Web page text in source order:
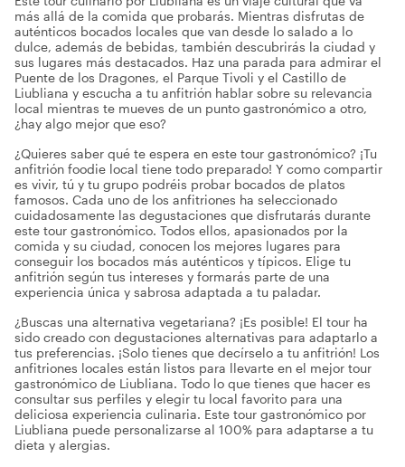
más allá de la comida que probarás. Mientras disfrutas de
auténticos bocados locales que van desde lo salado a lo
dulce, además de bebidas, también descubrirás la ciudad y
sus lugares más destacados. Haz una parada para admirar el
Puente de los Dragones, el Parque Tivoli y el Castillo de
Liubliana y escucha a tu anfitrión hablar sobre su relevancia
local mientras te mueves de un punto gastronómico a otro,
¿hay algo mejor que eso?
¿Quieres saber qué te espera en este tour gastronómico? ¡Tu
anfitrión foodie local tiene todo preparado! Y como compartir
es vivir, tú y tu grupo podréis probar bocados de platos
famosos. Cada uno de los anfitriones ha seleccionado
cuidadosamente las degustaciones que disfrutarás durante
este tour gastronómico. Todos ellos, apasionados por la
comida y su ciudad, conocen los mejores lugares para
conseguir los bocados más auténticos y típicos. Elige tu
anfitrión según tus intereses y formarás parte de una
experiencia única y sabrosa adaptada a tu paladar.
¿Buscas una alternativa vegetariana? ¡Es posible! El tour ha
sido creado con degustaciones alternativas para adaptarlo a
tus preferencias. ¡Solo tienes que decírselo a tu anfitrión! Los
anfitriones locales están listos para llevarte en el mejor tour
gastronómico de Liubliana. Todo lo que tienes que hacer es
consultar sus perfiles y elegir tu local favorito para una
deliciosa experiencia culinaria. Este tour gastronómico por
Liubliana puede personalizarse al 100% para adaptarse a tu
dieta y alergias.